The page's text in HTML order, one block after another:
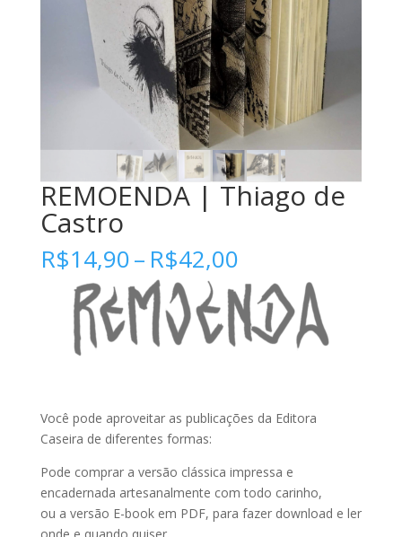
REMOENDA | Thiago de
Castro
R$14,90– R$42,00Faixa
de
preço:
R$14,90
através
Você pode aproveitar as publicações da Editora
Caseira de diferentes formas:
Pode comprar a versão clássica impressa e
encadernada artesanalmente com todo carinho,
ou a versão E-book em PDF, para fazer download e ler
onde e quando quiser.